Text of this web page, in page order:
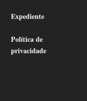
Expediente
Política de
privacidade